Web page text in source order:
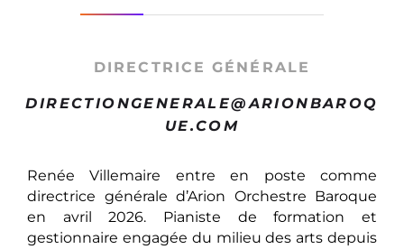
DIRECTRICE GÉNÉRALE
DIRECTIONGENERALE@ARIONBAROQ
UE.COM
Renée Villemaire entre en poste comme
directrice générale d’Arion Orchestre Baroque
en avril 2026. Pianiste de formation et
gestionnaire engagée du milieu des arts depuis